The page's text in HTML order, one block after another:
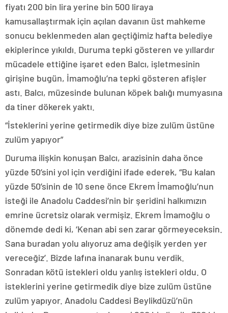
fiyatı 200 bin lira yerine bin 500 liraya
kamusallaştırmak için açılan davanın üst mahkeme
sonucu beklenmeden alan geçtiğimiz hafta belediye
ekiplerince yıkıldı. Duruma tepki gösteren ve yıllardır
mücadele ettiğine işaret eden Balcı, işletmesinin
girişine bugün, İmamoğlu’na tepki gösteren afişler
astı. Balcı, müzesinde bulunan köpek balığı mumyasına
da tiner dökerek yaktı.
“İsteklerini yerine getirmedik diye bize zulüm üstüne
zulüm yapıyor”
Duruma ilişkin konuşan Balcı, arazisinin daha önce
yüzde 50’sini yol için verdiğini ifade ederek, “Bu kalan
yüzde 50’sinin de 10 sene önce Ekrem İmamoğlu’nun
isteği ile Anadolu Caddesi’nin bir şeridini halkımızın
emrine ücretsiz olarak vermişiz. Ekrem İmamoğlu o
dönemde dedi ki, ‘Kenan abi sen zarar görmeyeceksin.
Sana buradan yolu alıyoruz ama değişik yerden yer
vereceğiz’. Bizde lafına inanarak bunu verdik.
Sonradan kötü istekleri oldu yanlış istekleri oldu. O
isteklerini yerine getirmedik diye bize zulüm üstüne
zulüm yapıyor. Anadolu Caddesi Beylikdüzü’nün